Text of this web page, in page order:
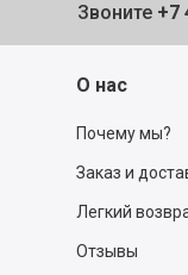
Звоните +7
О нас
Почему мы?
Заказ и
Легкий
Отзывы